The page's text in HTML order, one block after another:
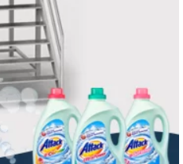
trạng mua phải nguồn
làm nước giặt uy tín
giặt tại CÔNG TY TNHH TM